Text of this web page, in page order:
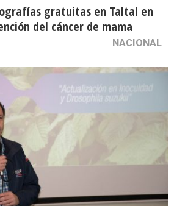
gratuitas en Taltal en
del cáncer de mama
NACIONAL